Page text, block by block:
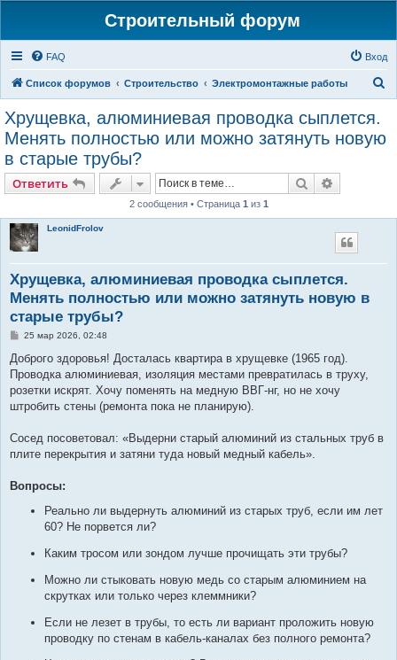
Строительный форум
FAQ Вход
Список форумов Строительство Электромонтажные работы
Хрущевка, алюминиевая проводка сыплется.
Менять полностью или можно затянуть новую
в старые трубы?
Ответить Поиск
2 сообщения • Страница 1 из 1
LeonidFrolov
Хрущевка, алюминиевая проводка сыплется.
Менять полностью или можно затянуть новую в
старые трубы?
С
о
щ
е
и
25 мар 2026, 02:48
Доброго здоровья! Досталась квартира в хрущевке (1965 год).
Проводка алюминиевая, изоляция местами превратилась в труху,
розетки искрят. Хочу поменять на медную ВВГ-нг, но не хочу
штробить стены (ремонта пока не планирую).
Сосед посоветовал: «Выдерни старый алюминий из стальных труб в
плите перекрытия и затяни туда новый медный кабель».
Вопросы:
Реально ли выдернуть алюминий из старых труб, если им лет
60? Не порвется ли?
Каким тросом или зондом лучше прочищать эти трубы?
Можно ли стыковать новую медь со старым алюминием на
скрутках или только через клеммники?
Если не лезет в трубы, то есть ли вариант проложить новую
проводку по стенам в кабель-каналах без полного ремонта?